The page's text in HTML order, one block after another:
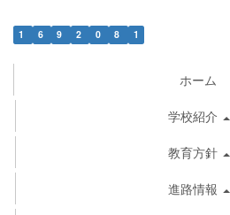
1 6 9 2 0 8 1
ホーム
学校紹介
教育方針
進路情報